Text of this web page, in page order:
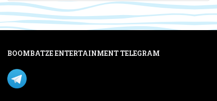
BOOMBATZE ENTERTAINMENT TELEGRAM